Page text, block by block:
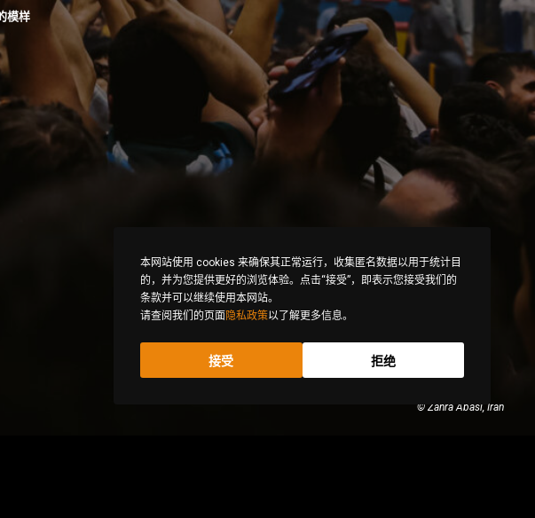
模样
© Zahra Abasi, Iran
本网站使用 cookies 来确保其正常运行，收集匿名数据以用于统计目
的，并为您提供更好的浏览体验。点击“接受”，即表示您接受我们的
条款并可以继续使用本网站。
请查阅我们的页面 隐私政策以了解更多信息。
接受 拒绝